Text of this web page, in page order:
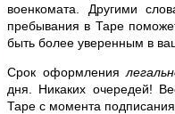
военкомата. Другими
пребывания в Таре
быть более уверенным в
Срок оформления
дня. Никаких очередей!
Таре с момента